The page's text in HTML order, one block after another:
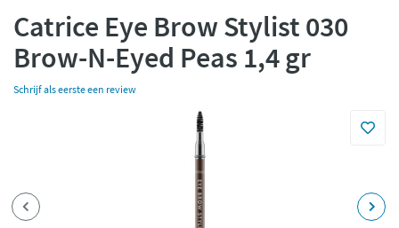
Betaal met Klarna
Catrice Eye Brow Stylist 030
Brow-N-Eyed Peas 1,4 gr
Schrijf als eerste een review